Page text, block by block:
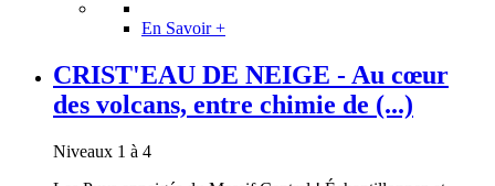
En Savoir +
CRIST'EAU DE NEIGE - Au cœur
des volcans, entre chimie de (...)
Niveaux 1 à 4